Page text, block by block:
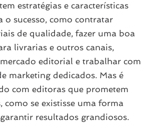
estratégias e características
o sucesso, como contratar
de qualidade, fazer uma boa
livrarias e outros canais,
editorial e trabalhar com
marketing dedicados. Mas é
com editoras que prometem
como se existisse uma forma
resultados grandiosos.